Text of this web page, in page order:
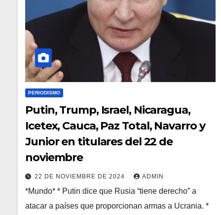
PERIODISMO
Putin, Trump, Israel, Nicaragua,
Icetex, Cauca, Paz Total, Navarro y
Junior en titulares del 22 de
noviembre
22 DE NOVIEMBRE DE 2024 ADMIN
*Mundo* * Putin dice que Rusia “tiene derecho” a
atacar a países que proporcionan armas a Ucrania. *